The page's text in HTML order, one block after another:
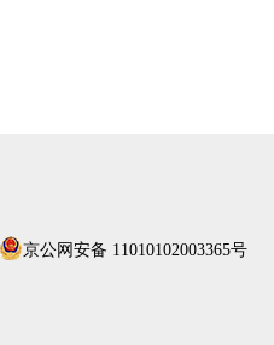
京公网安备 11010102003365号